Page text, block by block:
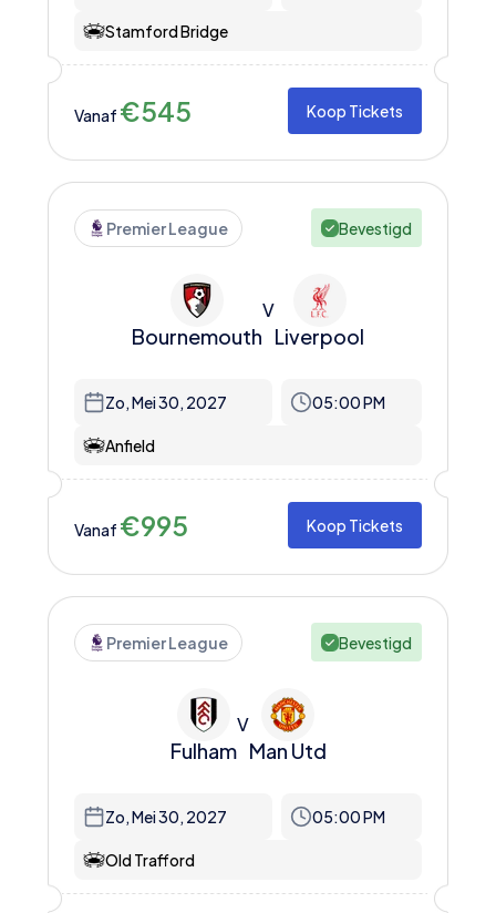
Stamford Bridge
Vanaf €545 Koop Tickets
Premier League Bevestigd
Bournemouth
V
Liverpool
Zo, Mei 30, 2027 05:00 PM
Anfield
Vanaf €995 Koop Tickets
Premier League Bevestigd
Fulham
V
Man Utd
Zo, Mei 30, 2027 05:00 PM
Old Trafford